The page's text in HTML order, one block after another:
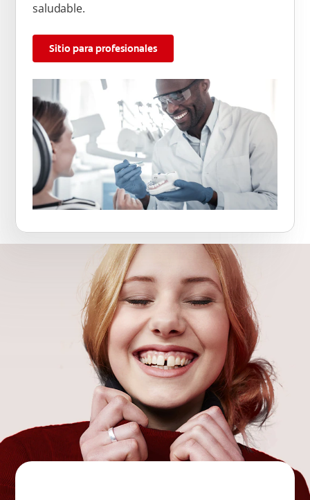
saludable.
Sitio para profesionales